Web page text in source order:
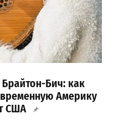
Бич: как
Америку
США